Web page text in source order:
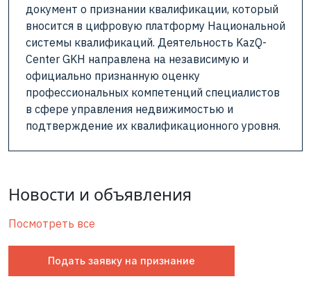
документ о признании квалификации, который
вносится в цифровую платформу Национальной
системы квалификаций. Деятельность KazQ-
Center GKH направлена на независимую и
официально признанную оценку
профессиональных компетенций специалистов
в сфере управления недвижимостью и
подтверждение их квалификационного уровня.
Новости и объявления
Посмотреть все
Подать заявку на признание